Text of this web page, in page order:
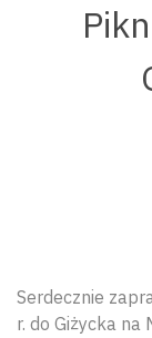
Serdecznie
r. do Giżycka na